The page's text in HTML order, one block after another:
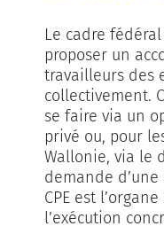
Le cadre
proposer un
travailleurs des
collectivement.
se faire via un
privé ou, pour
Wallonie, via le
demande
CPE est
l’exécution